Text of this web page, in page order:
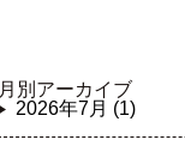
月別アーカイブ
2026年7月 (1)